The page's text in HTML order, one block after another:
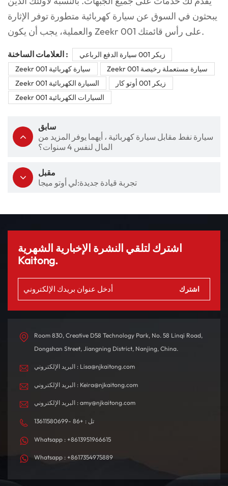
يبحثون في السوق عن سيارة كهربائية متطورة توفر الإثارة
والعملية، يجب أن يكون Zeekr 001 على رأس قائمتك.
العلامات الساخنة :
زيكر 001 سيارة الدفع الرباعي
Zeekr 001 سيارة كهربائية
Zeekr 001 سيارة مستعملة رخيصة
Zeekr 001 السيارة الكهربائية
زيكر 001 أوتو كار
Zeekr 001 السيارات الكهربائية
سابق
سيارة نفط مقابل سيارة كهربائية ، أيهما يوفر المزيد من
المال لنفس 4 سنوات؟
مقبل
تجربة قيادة جديدة:لي أوتو ميجا
اشترك لتلقي النشرة الإخبارية الشهرية
Kaitong.
Room 830, Creative D58 Technology Park, No. 58 Linqi Road,
Dongshan Street, Jiangning District, Nanjing, China.
البريد الإلكتروني : Lisa@njkaitong.com
البريد الإلكتروني : Keira@njkaitong.com
البريد الإلكتروني : amy@njkaitong.com
تل : +86 -13611580699
Whatsapp : +8613951966615
Whatsapp : +8617354975889